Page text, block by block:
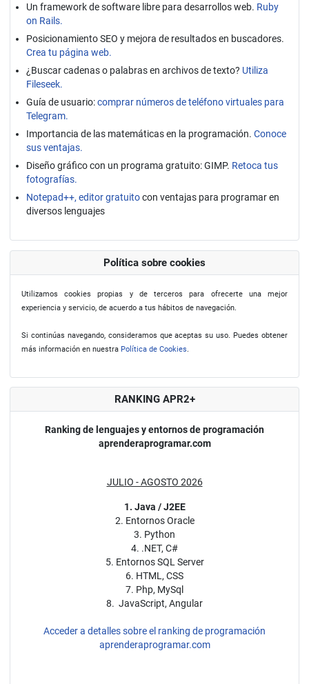
Un framework de software libre para desarrollos web. Ruby
on Rails.
Posicionamiento SEO y mejora de resultados en buscadores.
Crea tu página web.
¿Buscar cadenas o palabras en archivos de texto? Utiliza
Fileseek.
Guía de usuario:comprar números de teléfono virtuales para
Telegram.
Importancia de las matemáticas en la programación. Conoce
sus ventajas.
Diseño gráfico con un programa gratuito: GIMP. Retoca tus
fotografías.
Notepad++, editor gratuitocon ventajas para programar en
diversos lenguajes
Política sobre cookies
Utilizamos cookies propias y de terceros para ofrecerte una mejor
experiencia y servicio, de acuerdo a tus hábitos de navegación.
Si continúas navegando, consideramos que aceptas su uso. Puedes obtener
más información en nuestra Política de Cookies
RANKING APR2+
Ranking de lenguajes y entornos de programación
aprenderaprogramar.com
JULIO - AGOSTO 2026
1. Java / J2EE
2. Entornos Oracle
3. Python
4. .NET, C#
5. Entornos SQL Server
6. HTML, CSS
7. Php, MySql
8. JavaScript, Angular
Acceder a detalles sobre el ranking de programación
aprenderaprogramar.com